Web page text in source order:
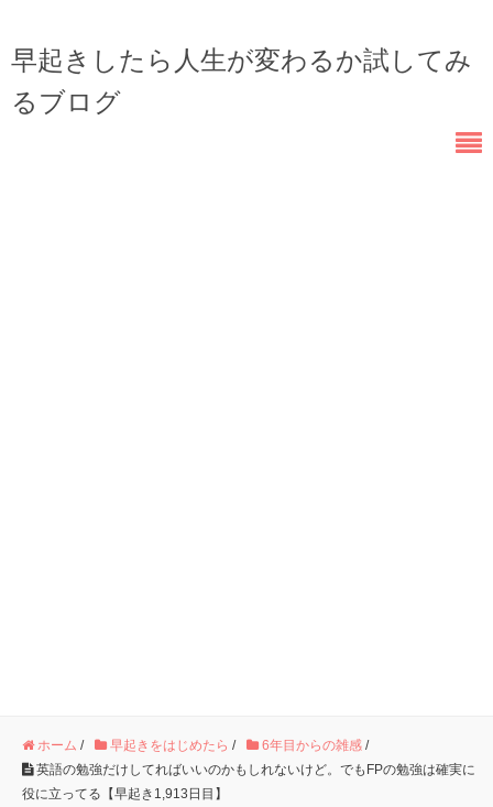
早起きしたら人生が変わるか試してみ
るブログ
ホーム / 早起きをはじめたら / 6年目からの雑感 /
英語の勉強だけしてればいいのかもしれないけど。でもFPの勉強は確実に
役に立ってる【早起き1,913日目】